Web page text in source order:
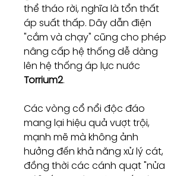
thể tháo rời, nghĩa là tổn thất
áp suất thấp. Dây dẫn điện
"cắm và chạy" cũng cho phép
nâng cấp hệ thống dễ dàng
lên hệ thống áp lực nước
Torrium2.
Các vòng cổ nổi độc đáo
mang lại hiệu quả vượt trội,
mạnh mẽ mà không ảnh
hưởng đến khả năng xử lý cát,
đồng thời các cánh quạt "nửa